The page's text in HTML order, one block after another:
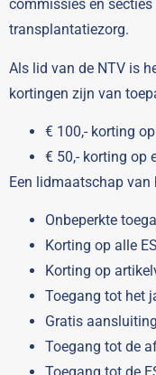
commissies en
transplantatiezorg.
Als lid van de NTV is
kortingen zijn van
€ 100,- korting
€ 50,- korting op
Een lidmaatschap van
Onbeperkte
Korting op alle
Korting op
Toegang tot het
Gratis
Toegang tot de